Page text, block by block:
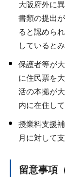
大阪府外に
書類の提出
ると認めら
していると
保護者等が
に住民票を
活の本拠が
内に在住し
授業料支援
月に対して
留意事項